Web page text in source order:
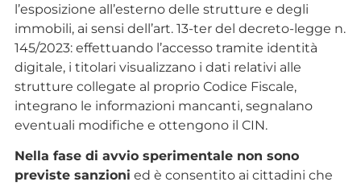
l’esposizione all’esterno delle strutture e degli
immobili, ai sensi dell’art. 13-ter del decreto-legge n.
145/2023: effettuando l’accesso tramite identità
digitale, i titolari visualizzano i dati relativi alle
strutture collegate al proprio Codice Fiscale,
integrano le informazioni mancanti, segnalano
eventuali modifiche e ottengono il CIN.
Nella fase di avvio sperimentale non sono
previste sanzioni ed è consentito ai cittadini che